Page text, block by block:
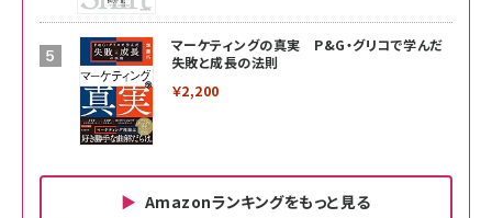
マーケティングの真実 P&G・グリコで学んだ
失敗と成長の法則
￥2,200
Amazonランキングをもっと見る